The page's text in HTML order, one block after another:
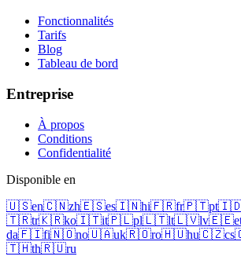
Fonctionnalités
Tarifs
Blog
Tableau de bord
Entreprise
À propos
Conditions
Confidentialité
Disponible en
🇺🇸en🇨🇳zh🇪🇸es🇮🇳hi🇫🇷fr🇵🇹pt
🇹🇷tr🇰🇷ko🇮🇹it🇵🇱pl🇱🇹lt🇱🇻lv🇪🇪
da🇫🇮fi🇳🇴no🇺🇦uk🇷🇴ro🇭🇺hu🇨🇿cs
🇹🇭th🇷🇺ru